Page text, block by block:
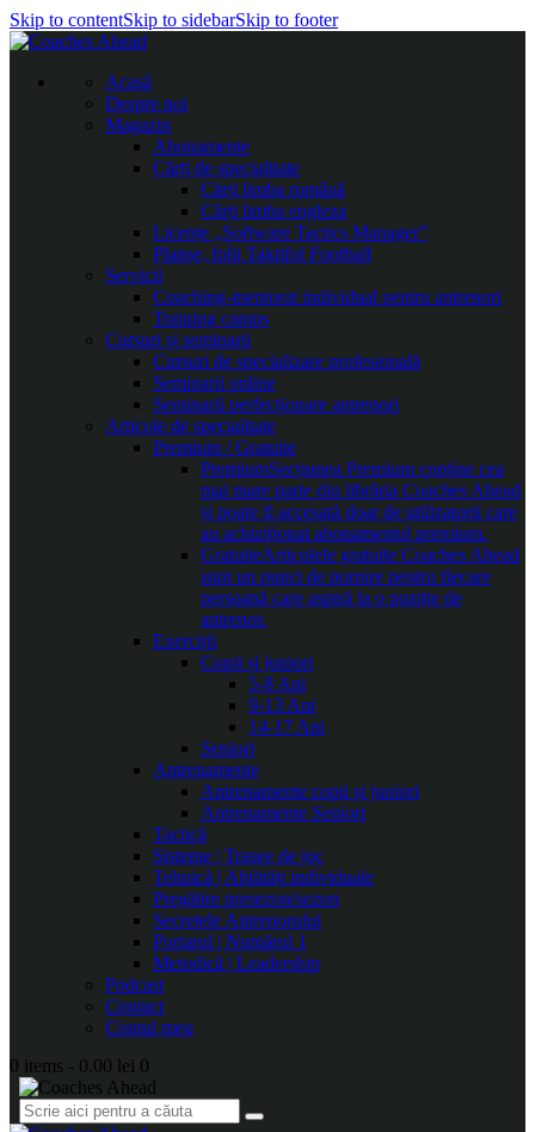
Skip to contentSkip to sidebarSkip to footer
Acasă
Despre noi
Magazin
Abonamente
Cărți de specialitate
Cărți limba română
Cărți limba engleza
Licențe „Software Tactics Manager”
Planșe, folii Taktifol Football
Servicii
Coaching-mentorat individual pentru antrenori
Training camps
Cursuri și seminarii
Cursuri de specializare profesională
Seminarii online
Seminarii perfecționare antrenori
Articole de specialitate
Premium / Gratuite
PremiumSecțiunea Premium conține cea
mai mare parte din librăria Coaches Ahead
și poate fi accesată doar de utilizatorii care
au achiziționat abonamentul premium.
GratuiteArticolele gratuite Coaches Ahead
sunt un punct de pornire pentru fiecare
persoană care aspiră la o poziție de
antrenor.
Exerciții
Copii și juniori
5-8 Ani
9-13 Ani
14-17 Ani
Seniori
Antrenamente
Antrenamente copii și juniori
Antrenamente Seniori
Tactică
Sisteme | Trasee de joc
Tehnică | Abilități individuale
Pregătire presezon/sezon
Secretele Antrenorului
Portarul | Numărul 1
Metodică | Leadership
Podcast
Contact
Contul meu
0 items - 0.00 lei 0